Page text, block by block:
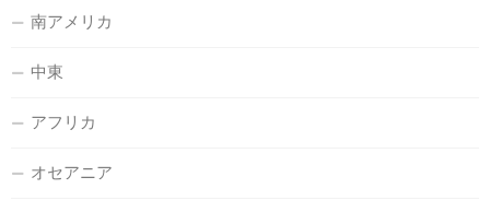
南アメリカ
中東
アフリカ
オセアニア